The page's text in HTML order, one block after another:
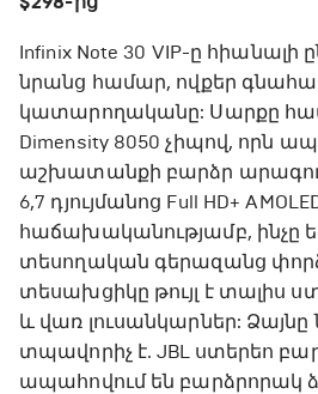
Infinix Note 30 VIP-ը հիանալի
նրանց համար, ովքեր
կատարողականը: Սարքը
Dimensity 8050 չիպով, որն
աշխատանքի բարձր
6,7 դյույմանոց Full HD+
հաճախականությամբ, ինչը
տեսողական գերազանց
տեսախցիկը թույլ է տալիս
և վառ լուսանկարներ: Ձայնը
տպավորիչ է. JBL ստերեո
ապահովում են բարձրորակ